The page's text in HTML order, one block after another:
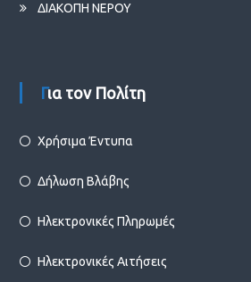
ΔΙΑΚΟΠΗ ΝΕΡΟΥ
Για τον Πολίτη
Χρήσιμα Έντυπα
Δήλωση Βλάβης
Ηλεκτρονικές Πληρωμές
Ηλεκτρονικές Αιτήσεις